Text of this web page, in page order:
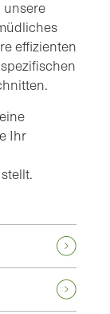
unsere
effizienten
Ihr